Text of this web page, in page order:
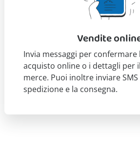
Vendite
Invia messaggi per confermare
acquisto online o i dettagli per
merce. Puoi inoltre inviare
spedizione e la consegna.